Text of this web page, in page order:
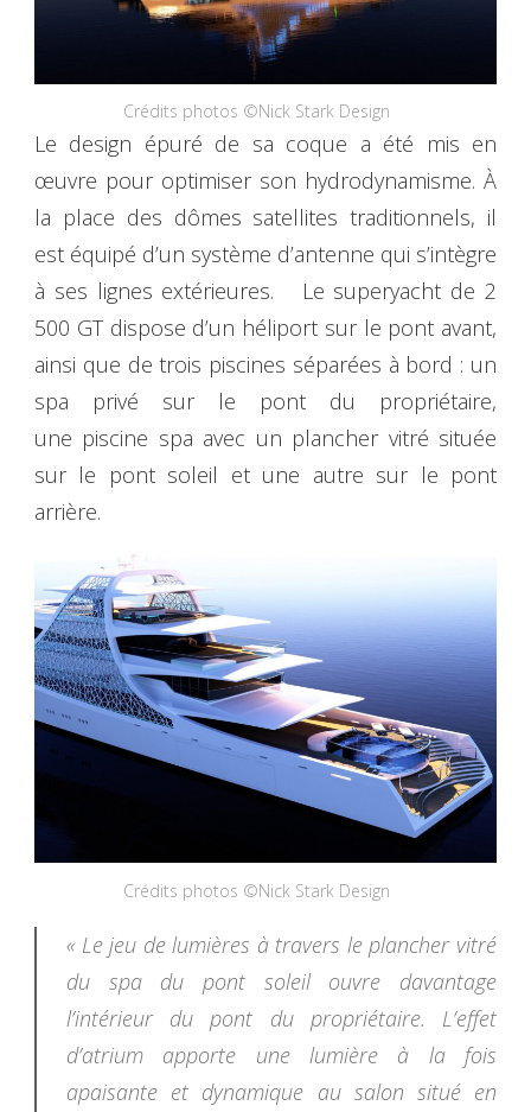
Crédits photos ©Nick Stark Design
Le design épuré de sa coque a été mis en
œuvre pour optimiser son hydrodynamisme. À
la place des dômes satellites traditionnels, il
est équipé d’un système d’antenne qui s’intègre
à ses lignes extérieures. Le superyacht de 2
500 GT dispose d’un héliport sur le pont avant,
ainsi que de trois piscines séparées à bord : un
spa privé sur le pont du propriétaire,
une piscine spa avec un plancher vitré située
sur le pont soleil et une autre sur le pont
arrière.
Crédits photos ©Nick Stark Design
« Le jeu de lumières à travers le plancher vitré
du spa du pont soleil ouvre davantage
l’intérieur du pont du propriétaire. L’effet
d’atrium apporte une lumière à la fois
apaisante et dynamique au salon situé en